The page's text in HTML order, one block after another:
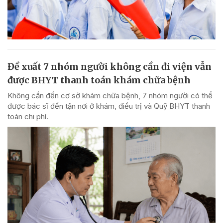
Đề xuất 7 nhóm người không cần đi viện vẫn
được BHYT thanh toán khám chữa bệnh
Không cần đến cơ sở khám chữa bệnh, 7 nhóm người có thể
được bác sĩ đến tận nơi ở khám, điều trị và Quỹ BHYT thanh
toán chi phí.